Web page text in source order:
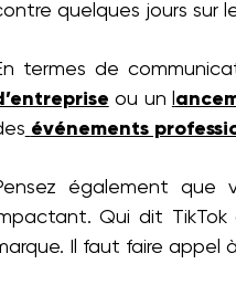
quelques jours sur
termes de
ou un
événements
également que
Qui dit TikTok
Il faut faire appel